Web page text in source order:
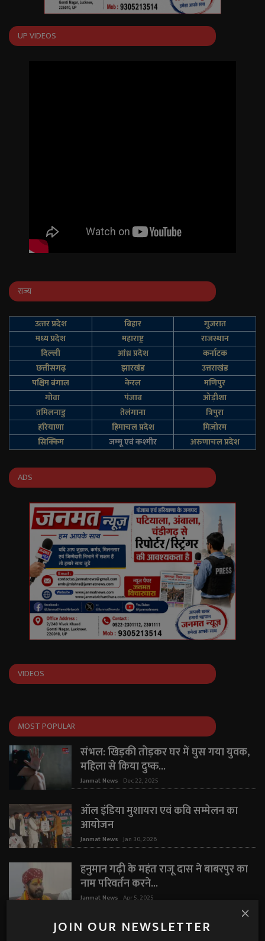
JOIN OUR NEWSLETTER
UP VIDEOS
राज्य
उत्‍तर प्रदेश बिहार
गुजरात
मध्य प्रदेश
महाराष्ट्र
राजस्थान
दिल्‍ली
आंध्र प्रदेश
कर्नाटक
छत्तीसगढ़
झारखंड
उत्तराखंड
पश्चिम बंगाल
केरल
मणिपुर
गोवा
पंजाब
ओड़ीशा
तमिलनाडु
तेलंगाना
त्रिपुरा
हरियाणा
हिमाचल प्रदेश
मिज़ोरम
सिक्किम
जम्‍मू एवं कश्‍मीर अरुणाचल प्रदेश
ADS
VIDEOS
MOST POPULAR
संभल: खिड़की तोड़कर घर में घुस गया युवक,
महिला से किया दुष्क...
Janmat News Dec 22, 2025
ऑल इंडिया मुशायरा एवं कवि सम्मेलन का
आयोजन
Janmat News Jan 30, 2026
हनुमान गढ़ी के महंत राजू दास ने बाबरपुर का
नाम परिवर्तन करने...
Janmat News Apr 5, 2025
"मैं कभी शादीशुदा नहीं थी" — घरेलू हिंसा पर